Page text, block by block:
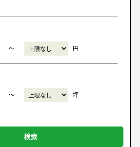
〜 円
〜 坪